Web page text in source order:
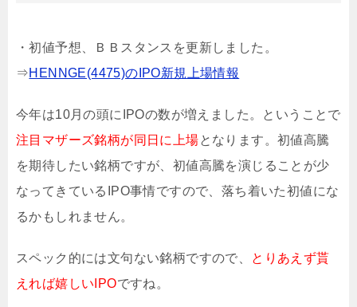
・初値予想、ＢＢスタンスを更新しました。
⇒HENNGE(4475)のIPO新規上場情報
今年は10月の頭にIPOの数が増えました。ということで
注目マザーズ銘柄が同日に上場となります。初値高騰
を期待したい銘柄ですが、初値高騰を演じることが少
なってきているIPO事情ですので、落ち着いた初値にな
るかもしれません。
スペック的には文句ない銘柄ですので、
とりあえず貰
えれば嬉しいIPOですね。